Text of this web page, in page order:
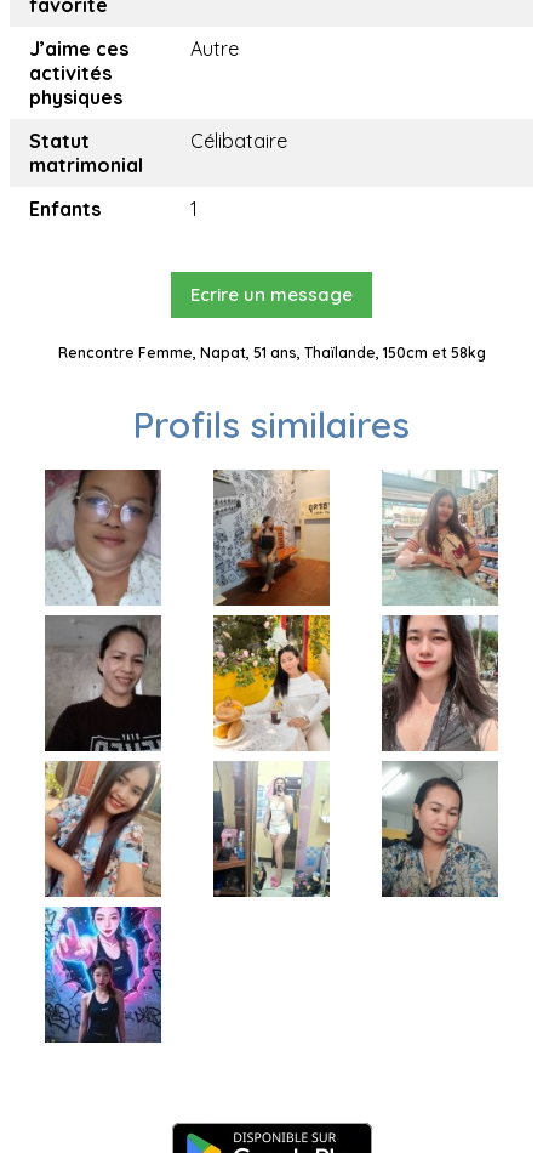
favorite
J’aime ces
activités
physiques
Autre
Statut
matrimonial
Célibataire
Enfants 1
Ecrire un message
Rencontre Femme, Napat, 51 ans, Thaïlande, 150cm et 58kg
Profils similaires